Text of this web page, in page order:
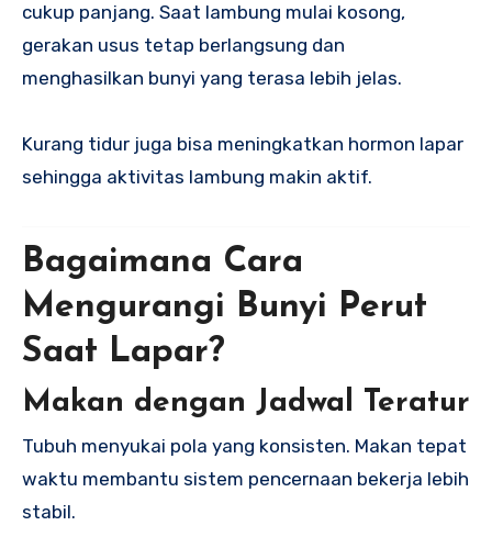
cukup panjang. Saat lambung mulai kosong,
gerakan usus tetap berlangsung dan
menghasilkan bunyi yang terasa lebih jelas.
Kurang tidur juga bisa meningkatkan hormon lapar
sehingga aktivitas lambung makin aktif.
Bagaimana Cara
Mengurangi Bunyi Perut
Saat Lapar?
Makan dengan Jadwal Teratur
Tubuh menyukai pola yang konsisten. Makan tepat
waktu membantu sistem pencernaan bekerja lebih
stabil.